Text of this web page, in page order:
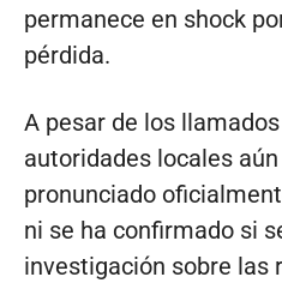
permanece en shock
pérdida.
A pesar de los
autoridades locales
pronunciado
ni se ha confirmado si
investigación sobre las